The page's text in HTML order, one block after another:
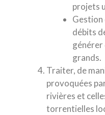
projets
Gestion
débits
générer
grands.
Traiter, de
provoquées
rivières et
torrentielles